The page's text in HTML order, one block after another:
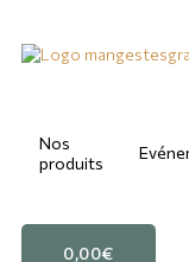
Nos
produits
0,00€